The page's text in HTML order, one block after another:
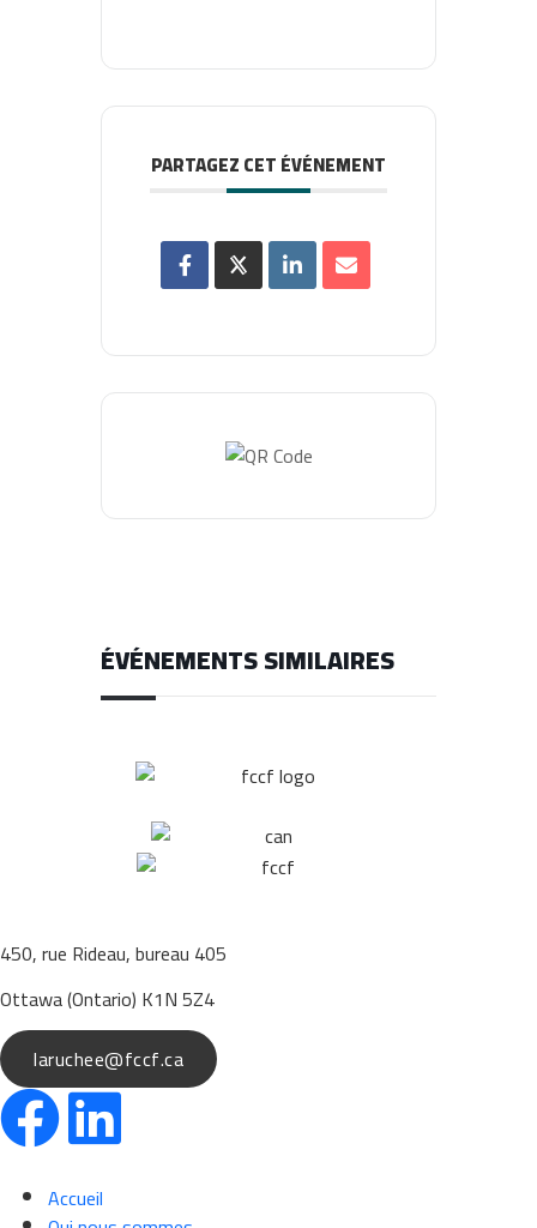
PARTAGEZ CET ÉVÉNEMENT
ÉVÉNEMENTS SIMILAIRES
450, rue Rideau, bureau 405
Ottawa (Ontario) K1N 5Z4
laruchee@fccf.ca
Accueil